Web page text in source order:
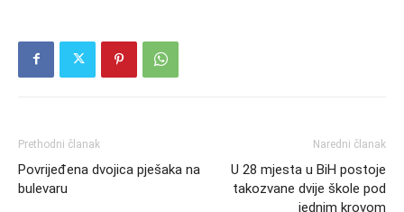
Prethodni članak
Povrijeđena dvojica pješaka na
bulevaru
Naredni članak
U 28 mjesta u BiH postoje
takozvane dvije škole pod
jednim krovom